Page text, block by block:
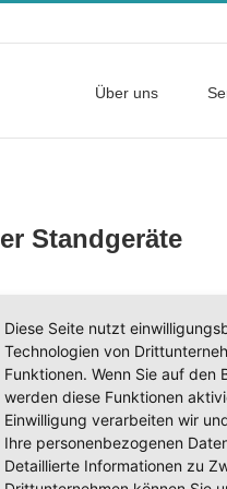
Über uns
Standgeräte
FIREWALL
Diese Seite nutzt
Technologien von
Funktionen. Wenn Sie auf
werden diese Funktionen
Einwilligung verarbeiten wir
Ihre personenbezogenen
Detaillierte Informationen zu